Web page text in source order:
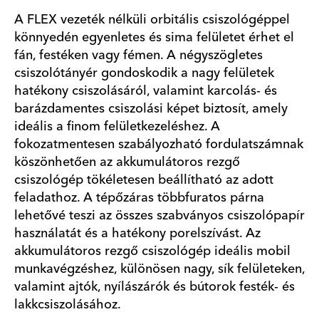
A FLEX vezeték nélküli orbitális csiszológéppel
könnyedén egyenletes és sima felületet érhet el
fán, festéken vagy fémen. A négyszögletes
csiszolótányér gondoskodik a nagy felületek
hatékony csiszolásáról, valamint karcolás- és
barázdamentes csiszolási képet biztosít, amely
ideális a finom felületkezeléshez. A
fokozatmentesen szabályozható fordulatszámnak
köszönhetően az akkumulátoros rezgő
csiszológép tökéletesen beállítható az adott
feladathoz. A tépőzáras többfuratos párna
lehetővé teszi az összes szabványos csiszolópapír
használatát és a hatékony porelszívást. Az
akkumulátoros rezgő csiszológép ideális mobil
munkavégzéshez, különösen nagy, sík felületeken,
valamint ajtók, nyílászárók és bútorok festék- és
lakkcsiszolásához.